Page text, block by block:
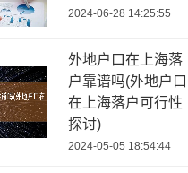
2024-06-28 14:25:55
外地户口在上海落
户靠谱吗(外地户口
在上海落户可行性
探讨)
2024-05-05 18:54:44